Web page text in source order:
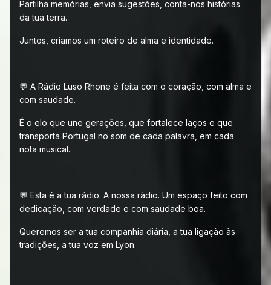
Partilha memórias, envia sugestões, conta-nos histórias
da tua terra.
Juntos, criamos um roteiro de alma e identidade.
💬 A Rádio Luso Rhone é feita com o coração, com alma e
com saudade.
É o elo que une gerações, que fortalece laços e que
transporta Portugal no som de cada palavra, em cada
nota musical.
💬 Esta é a tua rádio. A nossa rádio. Um espaço feito com
dedicação, com verdade e com saudade boa.
Queremos ser a tua companhia diária, a tua ligação às
tradições, a tua voz em Lyon.